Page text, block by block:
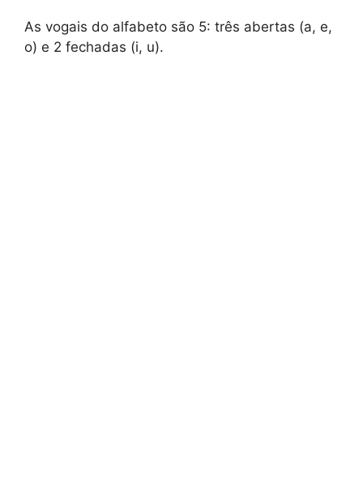
As vogais do alfabeto são 5: três abertas (a, e,
o) e 2 fechadas (i, u).